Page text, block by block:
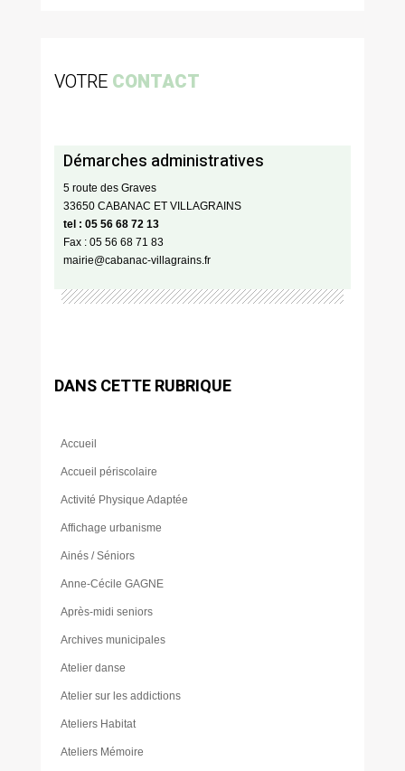
VOTRE CONTACT
Démarches administratives
5 route des Graves
33650 CABANAC ET VILLAGRAINS
tel : 05 56 68 72 13
Fax : 05 56 68 71 83
mairie@cabanac-villagrains.fr
DANS CETTE RUBRIQUE
Accueil
Accueil périscolaire
Activité Physique Adaptée
Affichage urbanisme
Ainés / Séniors
Anne-Cécile GAGNE
Après-midi seniors
Archives municipales
Atelier danse
Atelier sur les addictions
Ateliers Habitat
Ateliers Mémoire